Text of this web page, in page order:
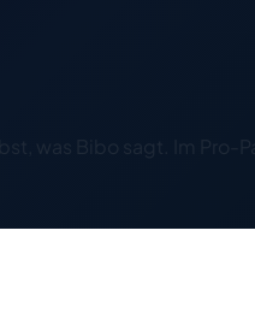
was Bibo sagt. Im Pro-